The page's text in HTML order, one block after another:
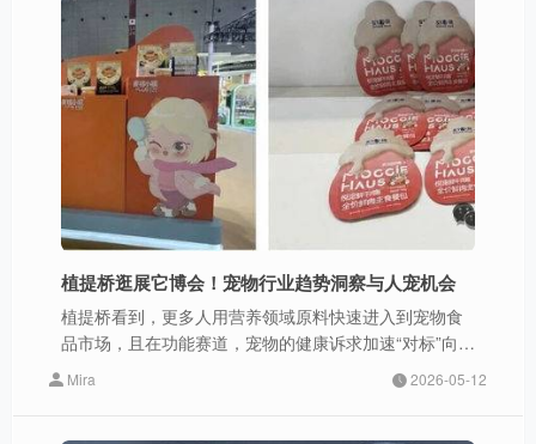
植提桥逛展它博会！宠物行业趋势洞察与人宠机会
植提桥看到，更多人用营养领域原料快速进入到宠物食
品市场，且在功能赛道，宠物的健康诉求加速“对标”向人
用营养，其中蕴藏着更多机会。
Mira 2026-05-12